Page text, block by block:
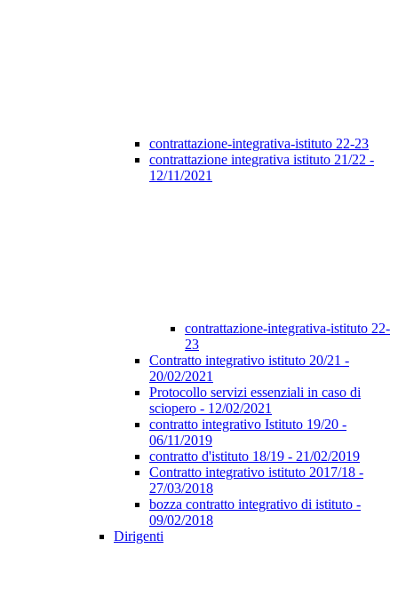
contrattazione-integrativa-istituto 22-23
contrattazione integrativa istituto 21/22 -
12/11/2021
contrattazione-integrativa-istituto 22-
23
Contratto integrativo istituto 20/21 -
20/02/2021
Protocollo servizi essenziali in caso di
sciopero - 12/02/2021
contratto integrativo Istituto 19/20 -
06/11/2019
contratto d'istituto 18/19 - 21/02/2019
Contratto integrativo istituto 2017/18 -
27/03/2018
bozza contratto integrativo di istituto -
09/02/2018
Dirigenti